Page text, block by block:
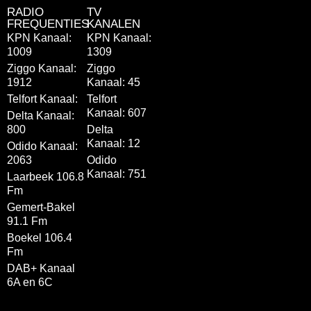
RADIO
FREQUENTIES
KPN Kanaal:
1009
Ziggo Kanaal:
1912
Telfort Kanaal:
Delta Kanaal:
800
Odido Kanaal:
2063
Laarbeek 106.8
Fm
Gemert-Bakel
91.1 Fm
Boekel 106.4
Fm
DAB+ Kanaal
6A en 6C
TV
KANALEN
KPN Kanaal:
1309
Ziggo
Kanaal: 45
Telfort
Kanaal: 607
Delta
Kanaal: 12
Odido
Kanaal: 751